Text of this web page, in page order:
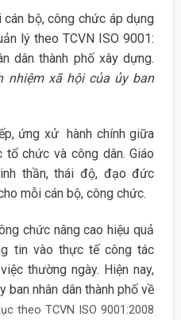
bộ, công chức áp dụng
lý theo TCVN ISO 9001:
dân thành phố xây dựng.
nhiệm xã hội của ủy ban
ứng xử hành chính giữa
chức và công dân. Giáo
thần, thái độ, đạo đức
mỗi cán bộ, công chức.
chức nâng cao hiệu quả
tin vào thực tế công tác
thường ngày. Hiện nay,
nhân dân thành phố về
theo TCVN ISO 9001:2008